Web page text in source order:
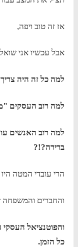
אז זה טוב ויפה,
אבל עכשיו אני
למה כל זה היה
למה רוב העסקים
למה רוב האנשים
ברירה?!?
הרי עובדי המטה
והחברים והמשפחה
כל הזמן.